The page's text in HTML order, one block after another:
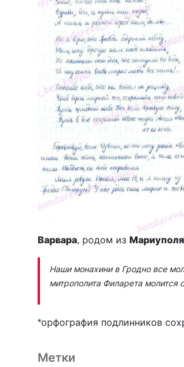
Варвара, родом из Мариуполя
Наши монахини в Гродно все
митрополита Филарета молится
*орфография подлинни­ков
Метки